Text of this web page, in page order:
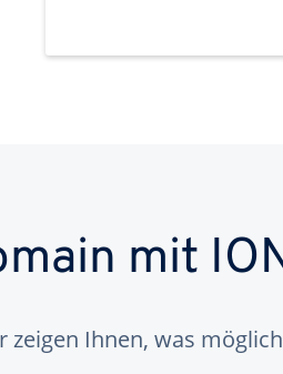
mit
zeigen Ihnen, was